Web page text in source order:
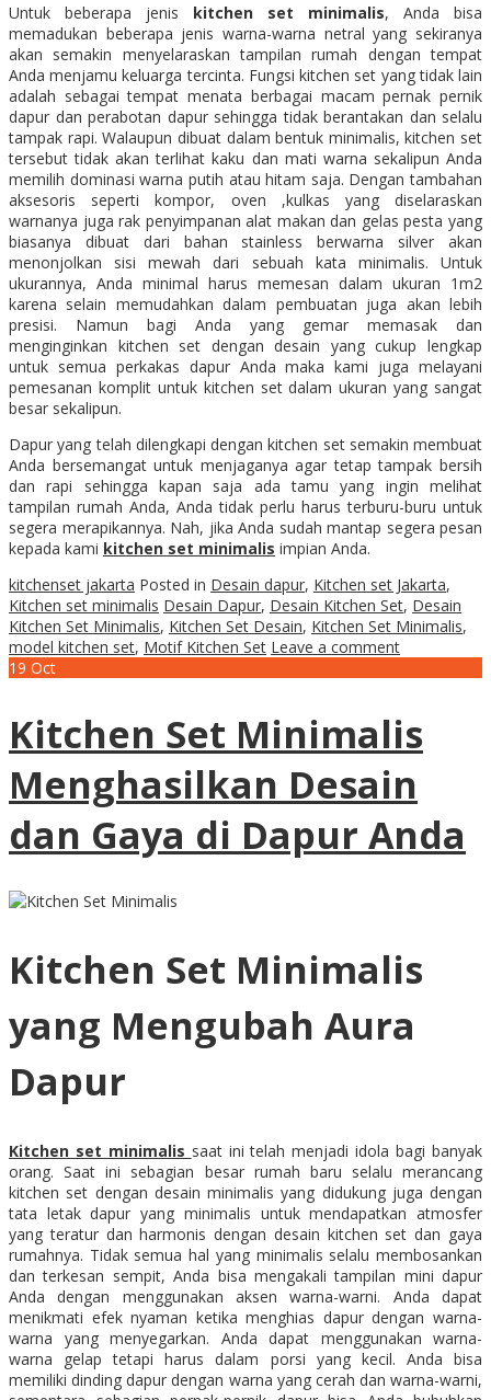
Untuk beberapa jenis kitchen set minimalis, Anda bisa
memadukan beberapa jenis warna-warna netral yang sekiranya
akan semakin menyelaraskan tampilan rumah dengan tempat
Anda menjamu keluarga tercinta. Fungsi kitchen set yang tidak lain
adalah sebagai tempat menata berbagai macam pernak pernik
dapur dan perabotan dapur sehingga tidak berantakan dan selalu
tampak rapi. Walaupun dibuat dalam bentuk minimalis, kitchen set
tersebut tidak akan terlihat kaku dan mati warna sekalipun Anda
memilih dominasi warna putih atau hitam saja. Dengan tambahan
aksesoris seperti kompor, oven ,kulkas yang diselaraskan
warnanya juga rak penyimpanan alat makan dan gelas pesta yang
biasanya dibuat dari bahan stainless berwarna silver akan
menonjolkan sisi mewah dari sebuah kata minimalis. Untuk
ukurannya, Anda minimal harus memesan dalam ukuran 1m2
karena selain memudahkan dalam pembuatan juga akan lebih
presisi. Namun bagi Anda yang gemar memasak dan
menginginkan kitchen set dengan desain yang cukup lengkap
untuk semua perkakas dapur Anda maka kami juga melayani
pemesanan komplit untuk kitchen set dalam ukuran yang sangat
besar sekalipun.
Dapur yang telah dilengkapi dengan kitchen set semakin membuat
Anda bersemangat untuk menjaganya agar tetap tampak bersih
dan rapi sehingga kapan saja ada tamu yang ingin melihat
tampilan rumah Anda, Anda tidak perlu harus terburu-buru untuk
segera merapikannya. Nah, jika Anda sudah mantap segera pesan
kepada kami kitchen set minimalis impian Anda.
kitchenset jakarta Posted in Desain dapur, Kitchen set Jakarta,
Kitchen set minimalis Desain Dapur, Desain Kitchen Set, Desain
Kitchen Set Minimalis, Kitchen Set Desain, Kitchen Set Minimalis,
model kitchen set, Motif Kitchen Set Leave a comment
19 Oct
Kitchen Set Minimalis
Menghasilkan Desain
dan Gaya di Dapur Anda
Kitchen Set Minimalis
yang Mengubah Aura
Dapur
Kitchen set minimalis saat ini telah menjadi idola bagi banyak
orang. Saat ini sebagian besar rumah baru selalu merancang
kitchen set dengan desain minimalis yang didukung juga dengan
tata letak dapur yang minimalis untuk mendapatkan atmosfer
yang teratur dan harmonis dengan desain kitchen set dan gaya
rumahnya. Tidak semua hal yang minimalis selalu membosankan
dan terkesan sempit, Anda bisa mengakali tampilan mini dapur
Anda dengan menggunakan aksen warna-warni. Anda dapat
menikmati efek nyaman ketika menghias dapur dengan warna-
warna yang menyegarkan. Anda dapat menggunakan warna-
warna gelap tetapi harus dalam porsi yang kecil. Anda bisa
memiliki dinding dapur dengan warna yang cerah dan warna-warni,